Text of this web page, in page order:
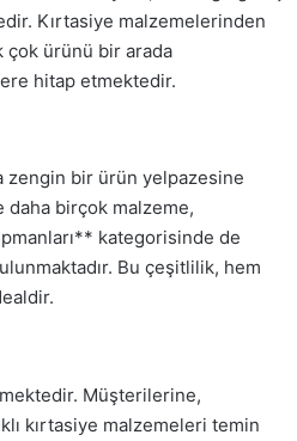
Kırtasiye malzemelerinden
çok ürünü bir arada
hitap etmektedir.
zengin bir ürün yelpazesine
daha birçok malzeme,
kategorisinde de
Bu çeşitlilik, hem
Müşterilerine,
kırtasiye malzemeleri temin